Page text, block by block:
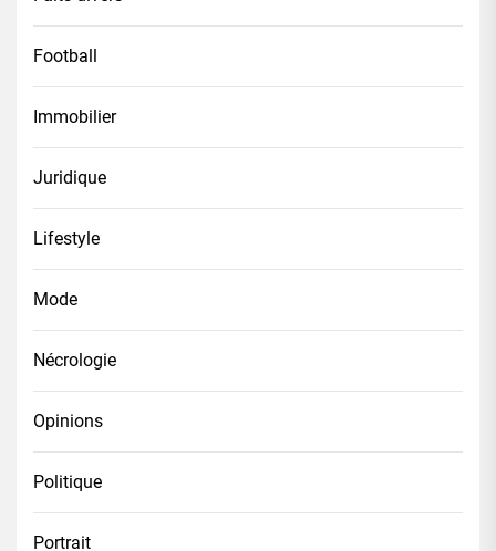
Football
Immobilier
Juridique
Lifestyle
Mode
Nécrologie
Opinions
Politique
Portrait